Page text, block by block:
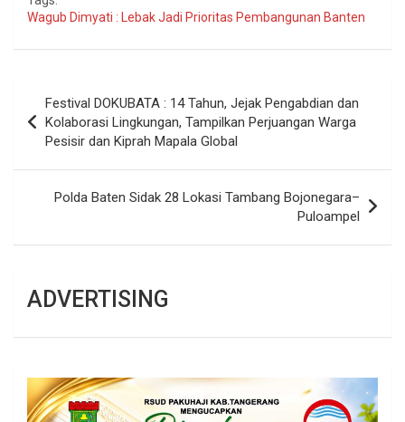
Wagub Dimyati : Lebak Jadi Prioritas Pembangunan Banten
pos
Festival DOKUBATA : 14 Tahun, Jejak Pengabdian dan
Kolaborasi Lingkungan, Tampilkan Perjuangan Warga
Pesisir dan Kiprah Mapala Global
Polda Baten Sidak 28 Lokasi Tambang Bojonegara–
Puloampel
ADVERTISING